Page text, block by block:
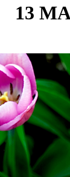
13